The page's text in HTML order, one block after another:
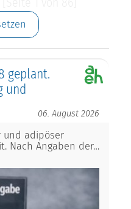
geplant.
und
06. August 2026
und adipöser
Nach Angaben der…